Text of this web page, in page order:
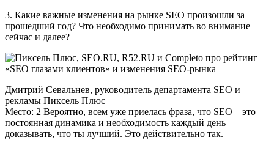
3. Какие важные изменения на рынке SEO произошли за
прошедший год? Что необходимо принимать во внимание
сейчас и далее?
Дмитрий Севальнев, руководитель департамента SEO и
рекламы Пиксель Плюс
Место: 2 Вероятно, всем уже приелась фраза, что SEO – это
постоянная динамика и необходимость каждый день
доказывать, что ты лучший. Это действительно так.